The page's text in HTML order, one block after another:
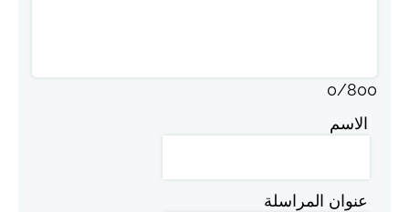
0/800
الاسم
عنوان المراسلة